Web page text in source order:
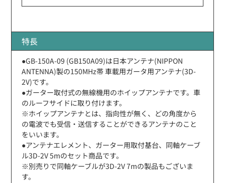
特長
●GB-150A-09 (GB150A09)は日本アンテナ(NIPPON
ANTENNA)製の150MHz帯 車載用ガータ用アンテナ(3D-
2V)です。
●ガーター取付式の無線機用のホイップアンテナです。車
のルーフサイドに取り付けます。
※ホイップアンテナとは、指向性が無く、どの角度から
の電波でも受信・送信することができるアンテナのこと
をいいます。
●アンテナエレメント、ガーター用取付基台、同軸ケーブ
ル3D-2V 5mのセット商品です。
※別売りで同軸ケーブルが3D-2V 7mの製品もございま
す。